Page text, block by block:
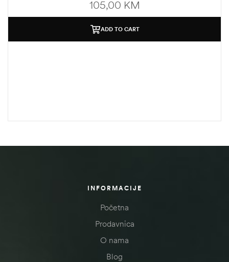
105,00 KM
ADD TO CART
INFORMACIJE
Početna
Prodavnica
O nama
Blog